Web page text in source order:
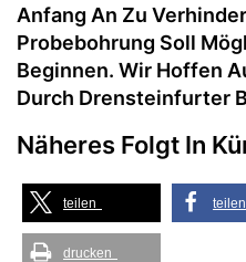
Anfang An Zu
Probebohrung Soll
Beginnen. Wir Hoffen
Durch Drensteinfurter
Näheres Folgt In
teilen teilen
drucken